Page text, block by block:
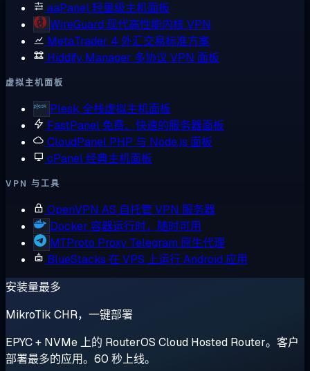
aaPanel轻量级主机面板
WireGuard 现代高性能内核 VPN
MetaTrader 4 外汇交易标准方案
Hiddify Manager 多协议 VPN 面板
虚拟主机面板
Plesk 全栈虚拟主机面板
FastPanel 免费、快速的服务器面板
CloudPanel PHP 与 Node.js 面板
cPanel经典主机面板
VPN 与工具
OpenVPN AS 自托管 VPN 服务器
Docker 容器运行时，随时可用
MTProto Proxy Telegram 原生代理
BlueStacks 在 VPS 上运行 Android 应用
安装量最多
MikroTik CHR，一键部署
EPYC + NVMe 上的 RouterOS Cloud Hosted Router。客户
部署最多的应用。60 秒上线。